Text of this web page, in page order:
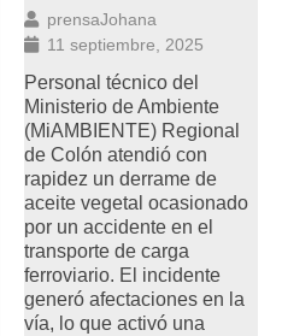
prensaJohana
11 septiembre, 2025
Personal técnico del
Ministerio de Ambiente
(MiAMBIENTE) Regional
de Colón atendió con
rapidez un derrame de
aceite vegetal ocasionado
por un accidente en el
transporte de carga
ferroviario. El incidente
generó afectaciones en la
vía, lo que activó una